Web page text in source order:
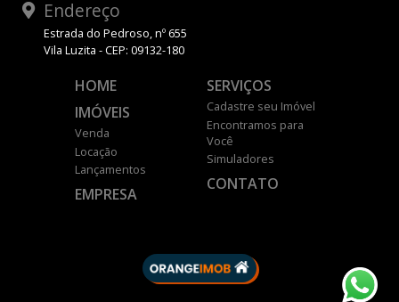
Endereço
Estrada do Pedroso, nº 655
Vila Luzita - CEP: 09132-180
HOME
IMÓVEIS
Venda
Locação
Lançamentos
EMPRESA
SERVIÇOS
Cadastre seu Imóvel
Encontramos para
Você
Simuladores
CONTATO